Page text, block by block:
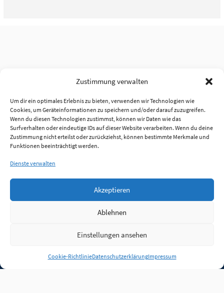
Zustimmung verwalten
Um dir ein optimales Erlebnis zu bieten, verwenden wir Technologien wie
Cookies, um Geräteinformationen zu speichern und/oder darauf zuzugreifen.
Wenn du diesen Technologien zustimmst, können wir Daten wie das
Surfverhalten oder eindeutige IDs auf dieser Website verarbeiten. Wenn du deine
Zustimmung nicht erteilst oder zurückziehst, können bestimmte Merkmale und
Funktionen beeinträchtigt werden.
Dienste verwalten
Akzeptieren
Ablehnen
Einstellungen ansehen
Cookie-RichtlinieDatenschutzerklärungImpressum
Anmelden
Jobs Partner FAQ Quellen